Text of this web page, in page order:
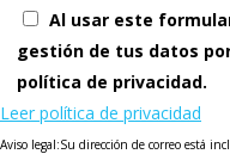
Al usar este
gestión de tus datos
política de privacidad.
Leer política de privacidad
Aviso legal:Su dirección de correo está